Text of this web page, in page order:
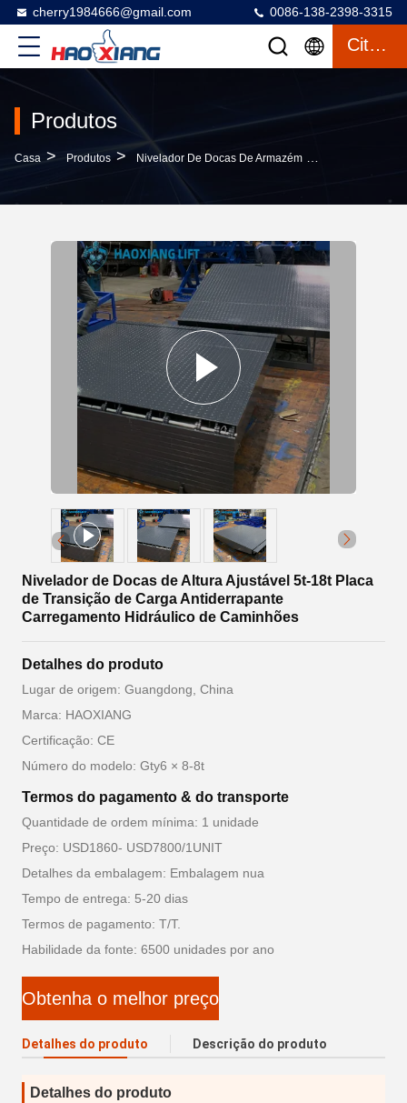
cherry1984666@gmail.com 0086-138-2398-3315
Citações
Produtos
Casa > Produtos > Nivelador De Docas De Armazém >
Nivelador de Docas de Altura Ajustável 5t-18t Placa
de Transição de Carga Antiderrapante
Carregamento Hidráulico de Caminhões
Detalhes do produto
Lugar de origem: Guangdong, China
Marca: HAOXIANG
Certificação: CE
Número do modelo: Gty6 × 8-8t
Termos do pagamento & do transporte
Quantidade de ordem mínima: 1 unidade
Preço: USD1860- USD7800/1UNIT
Detalhes da embalagem: Embalagem nua
Tempo de entrega: 5-20 dias
Termos de pagamento: T/T.
Habilidade da fonte: 6500 unidades por ano
Obtenha o melhor preço
Detalhes do produto Descrição do produto
Detalhes do produto